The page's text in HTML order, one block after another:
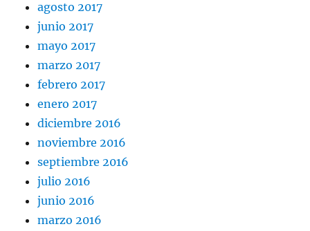
agosto 2017
junio 2017
mayo 2017
marzo 2017
febrero 2017
enero 2017
diciembre 2016
noviembre 2016
septiembre 2016
julio 2016
junio 2016
marzo 2016